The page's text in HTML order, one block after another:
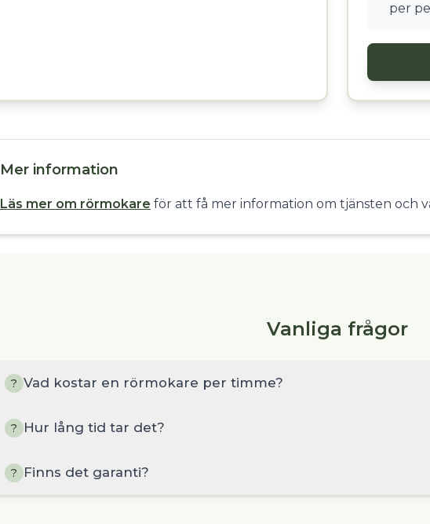
per
Mer information
Läs mer om rörmokare för att få mer information om tjänsten och
Vanliga frågor
? Vad kostar en rörmokare per timme?
? Hur lång tid tar det?
? Finns det garanti?